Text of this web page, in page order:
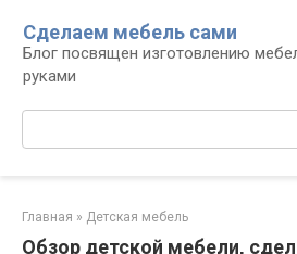
контенту
Сделаем мебель сами
Блог посвящен изготовлению
руками
Главная » Детская мебель
Обзор детской мебели,